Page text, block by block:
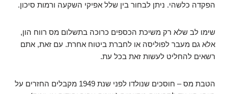
הפקדה כלשהי. ניתן לבחור בין שלל אפיקי השקעה ורמות סיכון.
שימו לב שלא רק משיכת הכספים כרוכה בתשלום מס רווח הון,
אלא גם מעבר לפוליסה או לחברת ביטוח אחרת. עם זאת, אתם
רשאים להחליט לעשות זאת בכל עת.
הטבת מס – חוסכים שנולדו לפני שנת 1949 מקבלים החזרים על